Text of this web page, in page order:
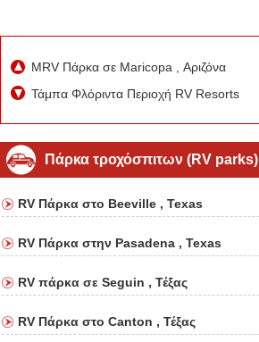
MRV Πάρκα σε Maricopa , Αριζόνα
Τάμπα Φλόριντα Περιοχή RV Resorts
Πάρκα τροχόσπιτων (RV parks)
RV Πάρκα στο Beeville , Texas
RV Πάρκα στην Pasadena , Texas
RV πάρκα σε Seguin , Τέξας
RV Πάρκα στο Canton , Τέξας